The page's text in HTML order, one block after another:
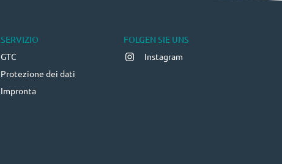
SERVIZIO
GTC
Protezione dei dati
Impronta
FOLGEN SIE UNS
Instagram